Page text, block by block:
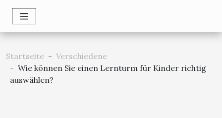
Startseite
Verschiedene
Wie können Sie einen Lernturm für Kinder richtig
auswählen?